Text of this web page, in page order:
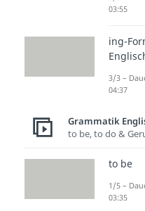
03:55
ing-
3/3 –
04:37
Grammatik
to be, to do &
to be
1/5 –
03:35